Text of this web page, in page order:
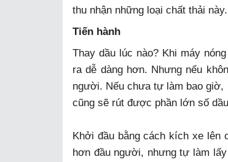
thu nhận những loại chất thải này.
Tiến hành
Thay dầu lúc nào? Khi máy
ra dễ dàng hơn. Nhưng nếu
người. Nếu chưa tự làm bao giờ,
cũng sẽ rút được phần lớn số
Khởi đầu bằng cách kích xe
hơn đầu người, nhưng tự làm